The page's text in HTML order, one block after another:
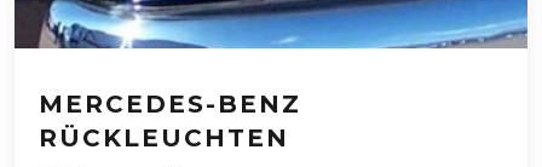
MERCEDES-BENZ
RÜCKLEUCHTEN